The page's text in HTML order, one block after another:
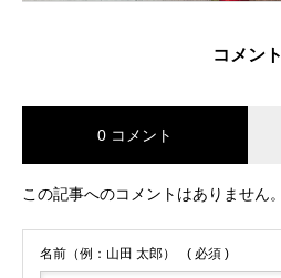
コメント
0 コメント
この記事へのコメントはありません。
名前（例：山田 太郎） ( 必須 )